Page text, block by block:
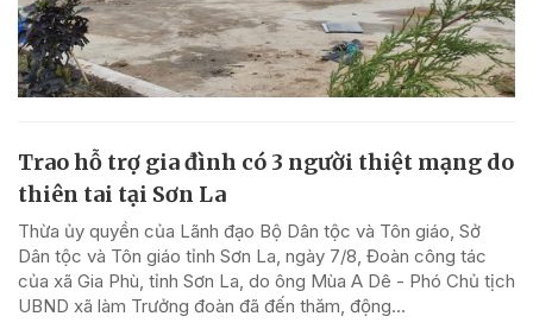
Trao hỗ trợ gia đình có 3 người thiệt mạng do
thiên tai tại Sơn La
Thừa ủy quyền của Lãnh đạo Bộ Dân tộc và Tôn giáo, Sở
Dân tộc và Tôn giáo tỉnh Sơn La, ngày 7/8, Đoàn công tác
của xã Gia Phù, tỉnh Sơn La, do ông Mùa A Dê - Phó Chủ tịch
UBND xã làm Trưởng đoàn đã đến thăm, động...